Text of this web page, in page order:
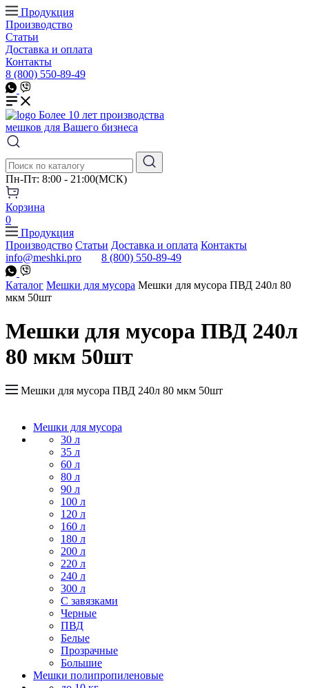
Продукция
Производство
Статьи
Доставка и оплата
Контакты
8 (800) 550-89-49
Более 10 лет производства
мешков для Вашего бизнеса
Пн-Пт: 8:00 - 21:00(МСК)
Корзина
0
Продукция
Производство Статьи Доставка и оплата Контакты
info@meshki.pro
8 (800) 550-89-49
Каталог Мешки для мусора Мешки для мусора ПВД 240л 80
мкм 50шт
Мешки для мусора ПВД 240л
80 мкм 50шт
Мешки для мусора ПВД 240л 80 мкм 50шт
Мешки для мусора
30 л
35 л
60 л
80 л
90 л
100 л
120 л
160 л
180 л
200 л
220 л
240 л
300 л
С завязками
Черные
ПВД
Белые
Прозрачные
Большие
Мешки полипропиленовые